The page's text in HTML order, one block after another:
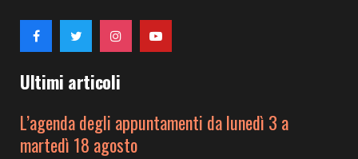
Ultimi articoli
L’agenda degli appuntamenti da lunedì 3 a
martedì 18 agosto